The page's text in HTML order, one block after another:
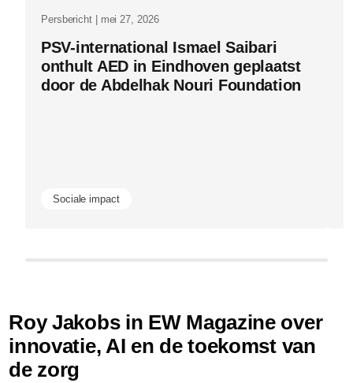
Persbericht | mei 27, 2026
PSV-international Ismael Saibari
onthult AED in Eindhoven geplaatst
door de Abdelhak Nouri Foundation
Sociale impact
Roy Jakobs in EW Magazine over
innovatie, AI en de toekomst van
de zorg